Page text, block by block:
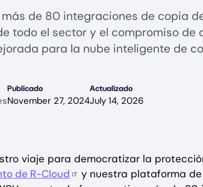
más de 80 integraciones de copia
todo el sector y el compromiso
para la nube inteligente de
Publicado
November 27, 2024
Actualizado
July 14, 2026
viaje para democratizar la
de R-Cloud
y nuestra plataforma de